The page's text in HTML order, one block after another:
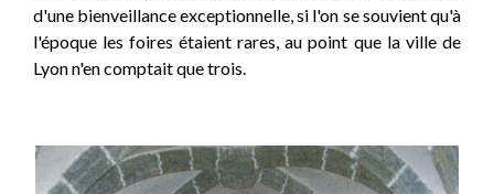
d'une bienveillance exceptionnelle, si l'on se souvient qu'à
l'époque les foires étaient rares, au point que la ville de
Lyon n'en comptait que trois.